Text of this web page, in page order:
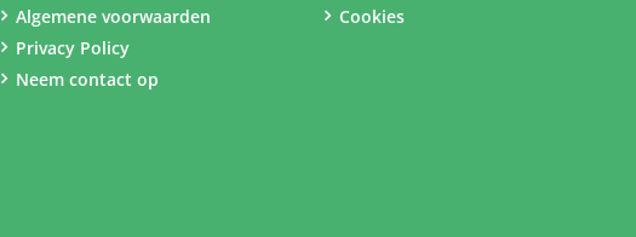
Algemene voorwaarden
Privacy Policy
Neem contact op
Cookies